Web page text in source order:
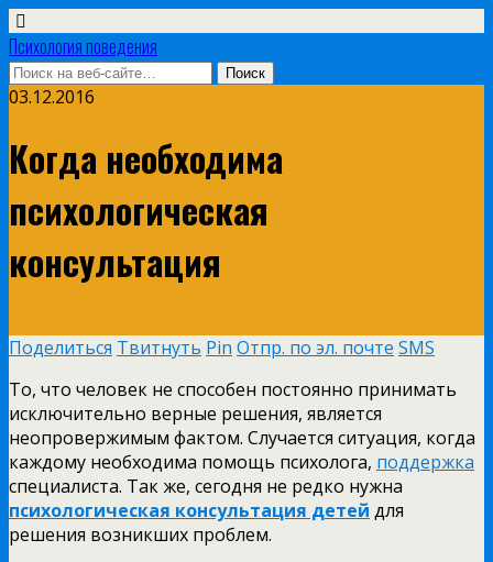
Психология поведения
03.12.2016
Когда необходима
психологическая
консультация
Поделиться Твитнуть Pin Отпр. по эл. почте SMS
То, что человек не способен постоянно принимать
исключительно верные решения, является
неопровержимым фактом. Случается ситуация, когда
каждому необходима помощь психолога, поддержка
специалиста. Так же, сегодня не редко нужна
психологическая консультация детей для
решения возникших проблем.